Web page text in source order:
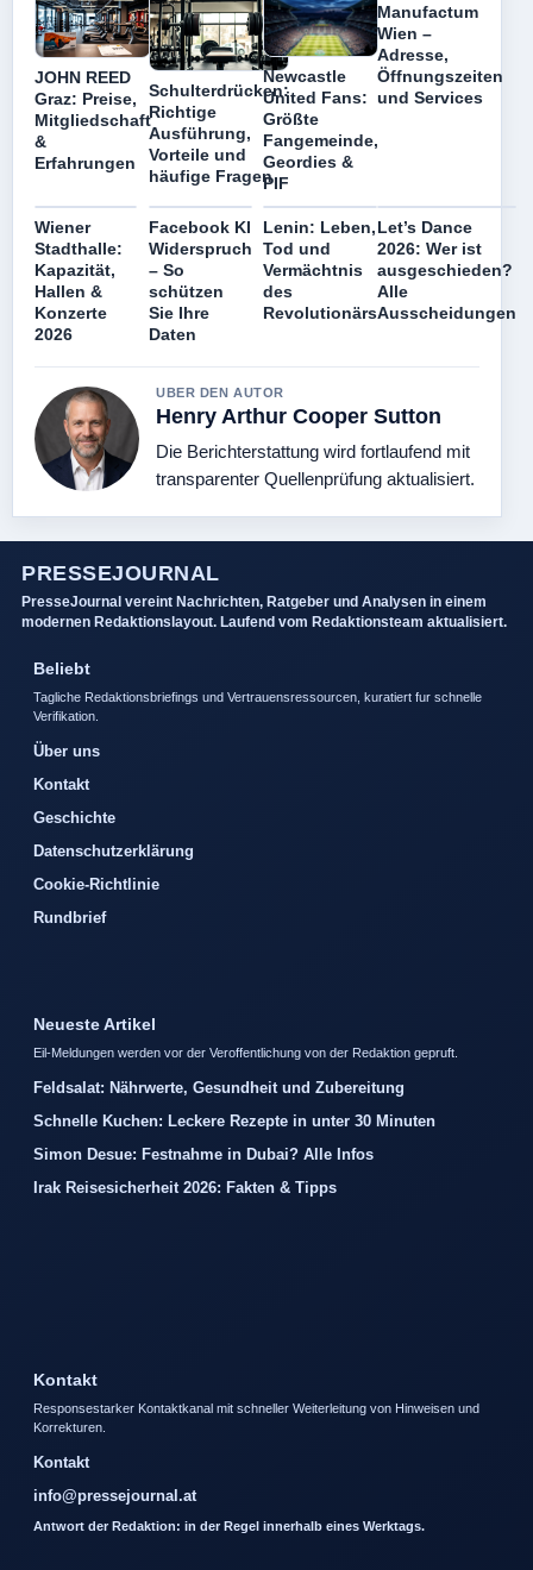
JOHN REED
Graz: Preise,
Mitgliedschaft
&
Erfahrungen
Schulterdrücken:
Richtige
Ausführung,
Vorteile und
häufige Fragen
Newcastle
United Fans:
Größte
Fangemeinde,
Geordies &
PIF
Manufactum
Wien –
Adresse,
Öffnungszeiten
und Services
Wiener
Stadthalle:
Kapazität,
Hallen &
Konzerte
2026
Facebook KI
Widerspruch
– So
schützen
Sie Ihre
Daten
Lenin: Leben,
Tod und
Vermächtnis
des
Revolutionärs
Let’s Dance
2026: Wer ist
ausgeschieden?
Alle
Ausscheidungen
UBER DEN AUTOR
Henry Arthur Cooper Sutton
Die Berichterstattung wird fortlaufend mit
transparenter Quellenprüfung aktualisiert.
PRESSEJOURNAL
PresseJournal vereint Nachrichten, Ratgeber und Analysen in einem
modernen Redaktionslayout. Laufend vom Redaktionsteam aktualisiert.
Beliebt
Tagliche Redaktionsbriefings und Vertrauensressourcen, kuratiert fur schnelle
Verifikation.
Über uns
Kontakt
Geschichte
Datenschutzerklärung
Cookie-Richtlinie
Rundbrief
Neueste Artikel
Eil-Meldungen werden vor der Veroffentlichung von der Redaktion gepruft.
Feldsalat: Nährwerte, Gesundheit und Zubereitung
Schnelle Kuchen: Leckere Rezepte in unter 30 Minuten
Simon Desue: Festnahme in Dubai? Alle Infos
Irak Reisesicherheit 2026: Fakten & Tipps
Kontakt
Responsestarker Kontaktkanal mit schneller Weiterleitung von Hinweisen und
Korrekturen.
Kontakt
info@pressejournal.at
Antwort der Redaktion: in der Regel innerhalb eines Werktags.